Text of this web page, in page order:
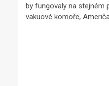
by fungovaly na stejném
vakuové komoře,